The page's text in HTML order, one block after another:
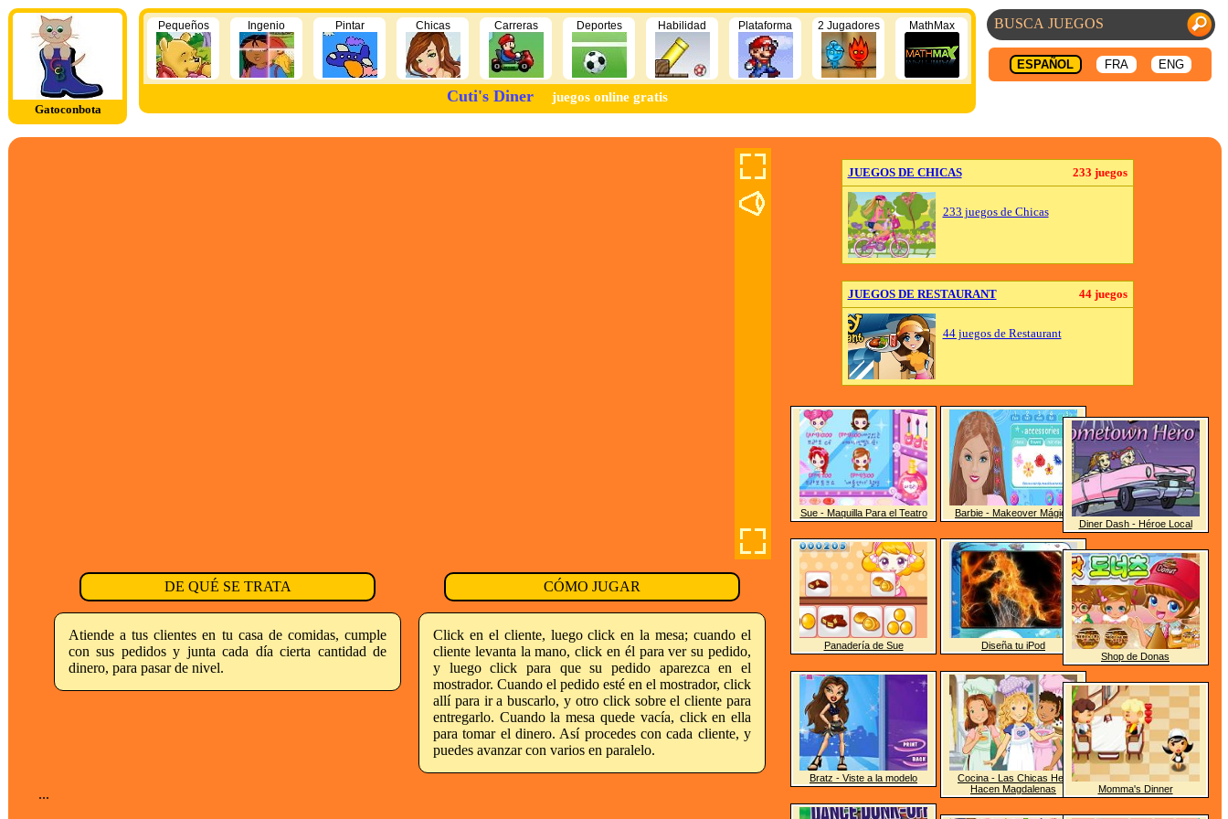
Gatoconbota
ESPAÑOL FRA ENG
Pequeños Ingenio Pintar Chicas Carreras Deportes Habilidad Plataforma 2 Jugadores MathMax
Cuti's Diner juegos online gratis
DE QUÉ SE TRATA CÓMO JUGAR
Atiende a tus clientes en tu casa de comidas, cumple
con sus pedidos y junta cada día cierta cantidad de
dinero, para pasar de nivel.
Click en el cliente, luego click en la mesa; cuando el
cliente levanta la mano, click en él para ver su pedido,
y luego click para que su pedido aparezca en el
mostrador. Cuando el pedido esté en el mostrador, click
allí para ir a buscarlo, y otro click sobre el cliente para
entregarlo. Cuando la mesa quede vacía, click en ella
para tomar el dinero. Así procedes con cada cliente, y
puedes avanzar con varios en paralelo.
...
JUEGOS DE CHICAS 233 juegos
233 juegos de Chicas
JUEGOS DE RESTAURANT 44 juegos
44 juegos de Restaurant
Sue - Maquilla Para el Teatro
Panadería de Sue
Bratz - Viste a la modelo
Barbie - Makeover Mágico
Diseña tu iPod
Cocina - Las Chicas Hey
Hacen Magdalenas
Diner Dash - Héroe Local
Shop de Donas
Momma's Dinner